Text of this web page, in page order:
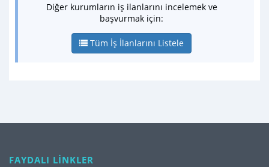
Diğer kurumların iş ilanlarını incelemek ve
başvurmak için:
Tüm İş İlanlarını Listele
FAYDALI LİNKLER